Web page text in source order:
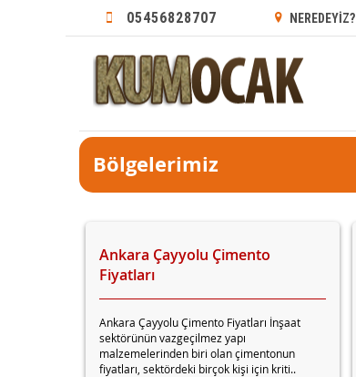
05456828707 NEREDEYİZ?
Bölgelerimiz
Ankara Çayyolu Çimento
Fiyatları
Ankara Çayyolu Çimento Fiyatları İnşaat
sektörünün vazgeçilmez yapı
malzemelerinden biri olan çimentonun
fiyatları, sektördeki birçok kişi için kriti..